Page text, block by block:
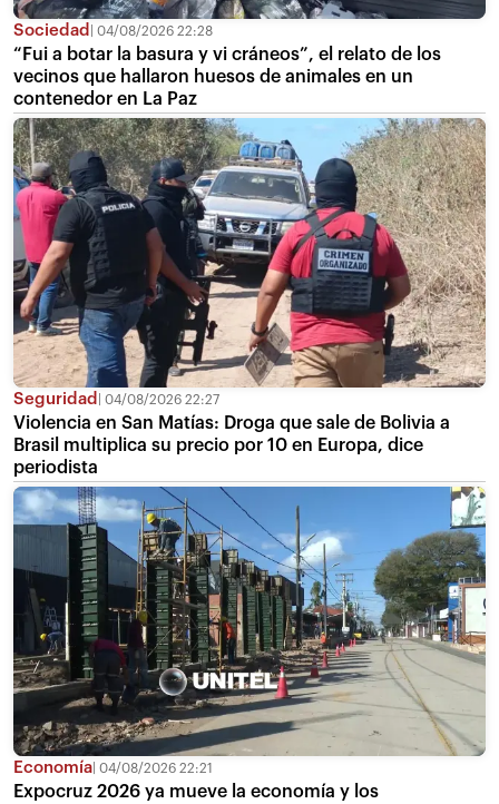
Sociedad 04/08/2026 22:28
“Fui a botar la basura y vi cráneos”, el relato de los
vecinos que hallaron huesos de animales en un
contenedor en La Paz
Seguridad 04/08/2026 22:27
Violencia en San Matías: Droga que sale de Bolivia a
Brasil multiplica su precio por 10 en Europa, dice
periodista
Economía 04/08/2026 22:21
Expocruz 2026 ya mueve la economía y los